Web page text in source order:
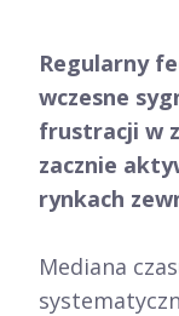
Regularny
wczesne
frustracji w
zacznie
rynkach
Mediana